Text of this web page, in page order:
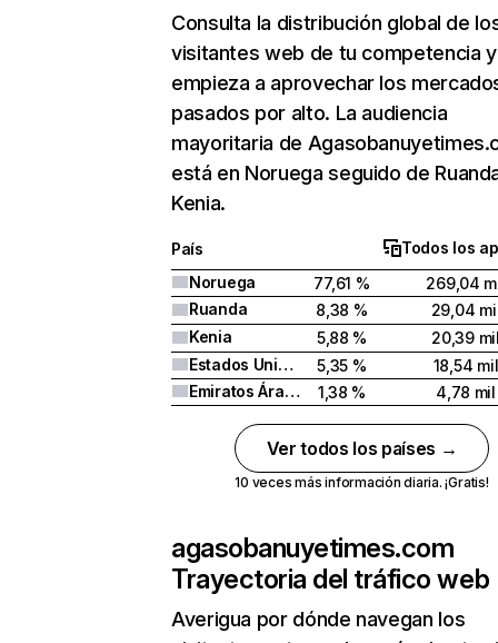
Consulta la distribución global de
visitantes web de tu competencia y
empieza a aprovechar los
pasados por alto. La audiencia
mayoritaria de
está en Noruega seguido de
Kenia.
País
Todos los
Noruega
77,61 %
269,04
Ruanda
8,38 %
29,04
Kenia
5,88 %
20,39
Estados Unidos
5,35 %
18,54 mil
Emiratos Árabes Unidos
1,38 % 4,78 mil
Ver todos los países →
10 veces más información diaria. ¡Gratis!
agasobanuyetimes.com
Trayectoria del tráfico web
Averigua por dónde navegan los